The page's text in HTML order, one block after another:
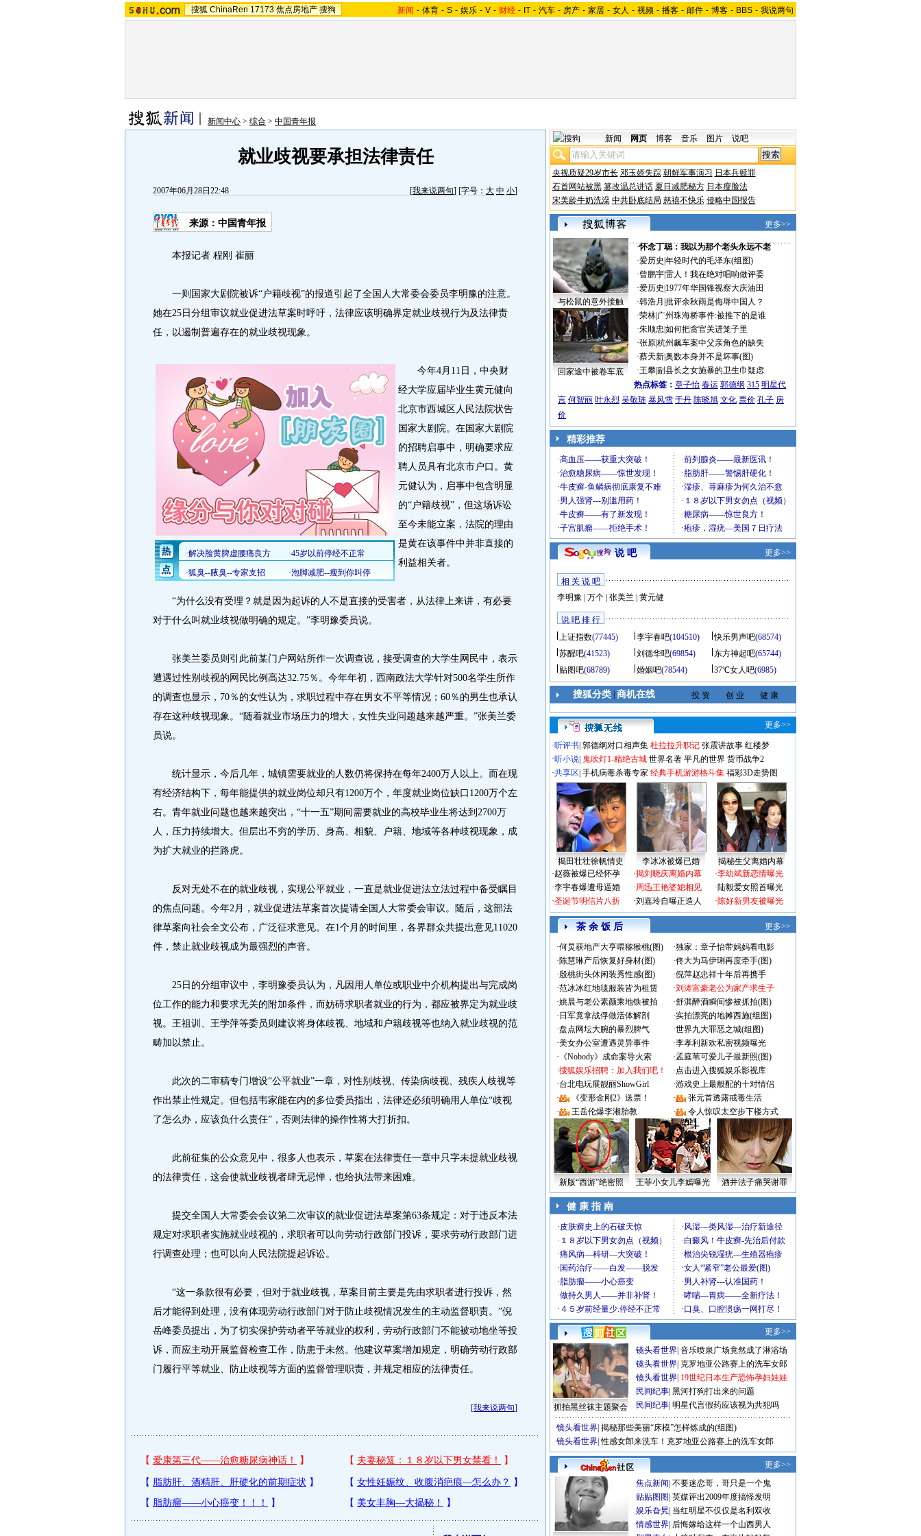
搜狐 ChinaRen 17173 焦点房地产 搜狗 新闻 - 体育 - S - 娱乐 - V - 财经 - IT - 汽车 - 房产 - 家居 - 女人 - 视频 - 播客 - 邮件 - 博客 - BBS - 我说两句
新闻中心 > 综合 > 中国青年报
就业歧视要承担法律责任
2007年06月28日22:48 [我来说两句] [字号： 大 中 小]
来源：中国青年报
本报记者 程刚 崔丽
一则国家大剧院被诉“户籍歧视”的报道引起了全国人大常委会委员李明豫的注意。
她在25日分组审议就业促进法草案时呼吁，法律应该明确界定就业歧视行为及法律责
任，以遏制普遍存在的就业歧视现象。
今年4月11日，中央财
经大学应届毕业生黄元健向
北京市西城区人民法院状告
国家大剧院。在国家大剧院
的招聘启事中，明确要求应
聘人员具有北京市户口。黄
元健认为，启事中包含明显
的“户籍歧视”，但这场诉讼
至今未能立案，法院的理由
是黄在该事件中并非直接的
利益相关者。
“为什么没有受理？就是因为起诉的人不是直接的受害者，从法律上来讲，有必要
对于什么叫就业歧视做明确的规定。”李明豫委员说。
张美兰委员则引此前某门户网站所作一次调查说，接受调查的大学生网民中，表示
遭遇过性别歧视的网民比例高达32.75％。今年年初，西南政法大学针对500名学生所作
的调查也显示，70％的女性认为，求职过程中存在男女不平等情况；60％的男生也承认
存在这种歧视现象。“随着就业市场压力的增大，女性失业问题越来越严重。”张美兰委
员说。
统计显示，今后几年，城镇需要就业的人数仍将保持在每年2400万人以上。而在现
有经济结构下，每年能提供的就业岗位却只有1200万个，年度就业岗位缺口1200万个左
右。青年就业问题也越来越突出，“十一五”期间需要就业的高校毕业生将达到2700万
人，压力持续增大。但层出不穷的学历、身高、相貌、户籍、地域等各种歧视现象，成
为扩大就业的拦路虎。
反对无处不在的就业歧视，实现公平就业，一直是就业促进法立法过程中备受瞩目
的焦点问题。今年2月，就业促进法草案首次提请全国人大常委会审议。随后，这部法
律草案向社会全文公布，广泛征求意见。在1个月的时间里，各界群众共提出意见11020
件，禁止就业歧视成为最强烈的声音。
25日的分组审议中，李明豫委员认为，凡因用人单位或职业中介机构提出与完成岗
位工作的能力和要求无关的附加条件，而妨碍求职者就业的行为，都应被界定为就业歧
视。王祖训、王学萍等委员则建议将身体歧视、地域和户籍歧视等也纳入就业歧视的范
畴加以禁止。
此次的二审稿专门增设“公平就业”一章，对性别歧视、传染病歧视、残疾人歧视等
作出禁止性规定。但包括韦家能在内的多位委员指出，法律还必须明确用人单位“歧视
了怎么办，应该负什么责任”，否则法律的操作性将大打折扣。
此前征集的公众意见中，很多人也表示，草案在法律责任一章中只字未提就业歧视
的法律责任，这会使就业歧视者肆无忌惮，也给执法带来困难。
提交全国人大常委会会议第二次审议的就业促进法草案第63条规定：对于违反本法
规定对求职者实施就业歧视的，求职者可以向劳动行政部门投诉，要求劳动行政部门进
行调查处理；也可以向人民法院提起诉讼。
“这一条款很有必要，但对于就业歧视，草案目前主要是先由求职者进行投诉，然
后才能得到处理，没有体现劳动行政部门对于防止歧视情况发生的主动监督职责。”倪
岳峰委员提出，为了切实保护劳动者平等就业的权利，劳动行政部门不能被动地坐等投
诉，而应主动开展监督检查工作，防患于未然。他建议草案增加规定，明确劳动行政部
门履行平等就业、防止歧视等方面的监督管理职责，并规定相应的法律责任。
[我来说两句]
新闻 网页 博客 音乐 图片 说吧
央视质疑29岁市长 邓玉娇失踪 朝鲜军事演习 日本兵赎罪
石首网站被黑 篡改温总讲话 夏日减肥秘方 日本瘦脸法
宋美龄牛奶洗澡 中共卧底结局 慈禧不快乐 侵略中国报告
更多>>
与松鼠的意外接触
回家途中被卷车底
·怀念丁聪：我以为那个老头永远不老
·爱历史 年轻时代的毛泽东(组图)
·曾鹏宇|雷人！我在绝对唱响做评委
·爱历史 1977年华国锋视察大庆油田
·韩浩月 批评余秋雨是侮辱中国人？
·荣林| 广州珠海桥事件:被推下的是谁
·朱顺忠 如何把贪官关进笼子里
·张原|杭州飙车案中父亲角色的缺失
·蔡天新|奥数本身并不是坏事(图)
·王攀|副县长之女施暴的卫生巾疑虑
热点标签： 章子怡 春运 郭德纲 315 明星代
言 何智丽 叶永烈 吴敬琏 暴风雪 于丹 陈晓旭 文化 票价 孔子 房
价
精彩推荐
说 吧 更多>>
相 关 说 吧
李明豫
万个| 张美兰 黄元健
说 吧 排 行
上证指数(77445) 李宇春吧(104510) 快乐男声吧(68574)
苏醒吧(41523) 刘德华吧(69854) 东方神起吧(65744)
贴图吧(68789) 婚姻吧(78544) 37℃女人吧(6985)
搜狐分类 商机在线 投 资 创 业 健 康
更多>>
·听评书 郭德纲对口相声集 杜拉拉升职记 张震讲故事 红楼梦
·听小说 鬼吹灯1-精绝古城 世界名著 平凡的世界 货币战争2
·共享区 手机病毒杀毒专家 经典手机游游格斗集 福彩3D走势图
揭田壮壮徐帆情史 李冰冰被爆已婚
揭秘生父离婚内幕
·赵薇被爆已经怀孕
·李宇春爆遭母逼婚
·圣诞节明信片八折
·揭刘晓庆离婚内幕
·周迅王艳婆媳相见
·刘嘉玲自曝正造人
·李幼斌新恋情曝光
·陆毅爱女照首曝光
·陈好新男友被曝光
茶 余 饭 后 更多>>
·何炅获地产大亨喂猕猴桃(图) ·独家：章子怡带妈妈看电影
·陈慧琳产后恢复好身材(图) ·佟大为马伊琍再度牵手(图)
·殷桃街头休闲装秀性感(图) ·倪萍赵忠祥十年后再携手
·范冰冰红地毯服装皆为租赁 ·刘涛富豪老公为家产求生子
·姚晨与老公素颜乘地铁被拍 ·舒淇醉酒瞬间惨被抓拍(图)
· 日军竟拿战俘做活体解剖 ·实拍漂亮的地摊西施(组图)
·盘点网坛大腕的暴烈脾气 ·世界九大罪恶之城(组图)
·美女办公室遭遇灵异事件 ·李孝利新欢私密视频曝光
· 《Nobody》成命案导火索 ·孟庭苇可爱儿子最新照(图)
·搜狐娱乐招聘：加入我们吧！ ·点击进入搜狐娱乐影视库
·台北电玩展靓丽ShowGirl ·游戏史上最般配的十对情侣
·
《变形金刚2》送票！ ·
张元首透露戒毒生活
·
王岳伦爆李湘胎教 · 令人惊叹太空步下楼方式
新版“西游”绝密照 王菲小女儿李嫣曝光 酒井法子痛哭谢罪
健 康 指 南
更多>>
抓拍黑丝袜主题聚会
镜头看世界 音乐喷泉广场竟然成了淋浴场
镜头看世界 克罗地亚公路赛上的洗车女郎
镜头看世界 19世纪日本生产恐怖孕妇娃娃
民间纪事 黑河打狗打出来的问题
民间纪事 明星代言假药应该视为共犯吗
镜头看世界 揭秘那些美丽“床模”怎样炼成的(组图)
镜头看世界 性感女郎来洗车！克罗地亚公路赛上的洗车女郎
更多>>
焦点新闻 不要迷恋哥，哥只是一个鬼
贴贴图图 英媒评出2009年度搞怪发明
娱乐旮旯 当红明星不仅仅是名利双收
情感世界 后悔嫁给这样一个山西男人